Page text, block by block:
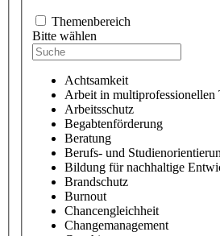
Themenbereich
Bitte wählen
Achtsamkeit
Arbeit in multiprofessionellen
Arbeitsschutz
Begabtenförderung
Beratung
Berufs- und
Bildung für nachhaltige
Brandschutz
Burnout
Chancengleichheit
Changemanagement